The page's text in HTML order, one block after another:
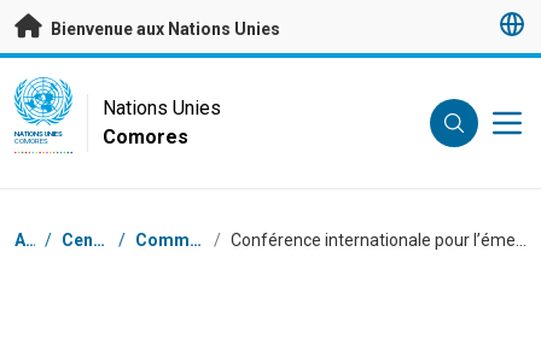
Passer au contenu principal
Bienvenue aux Nations Unies
UN Logo
NATIONS UNIES
COMORES
Nations Unies
Comores
Fil d'Ariane
Accueil / Centre de presse / Communiqués de presse /